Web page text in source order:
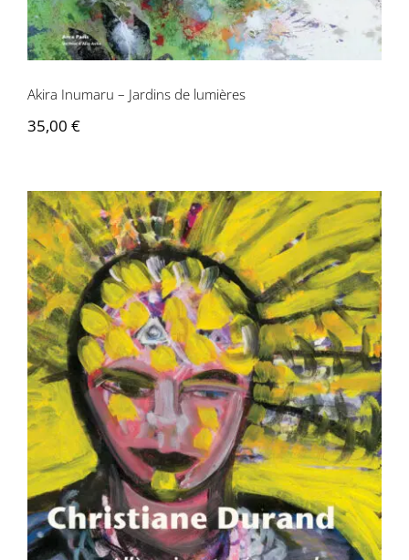
Contactez-nous
Akira Inumaru – Jardins de lumières
35,00 €
Christiane Durand – Allégories et
métamorphoses